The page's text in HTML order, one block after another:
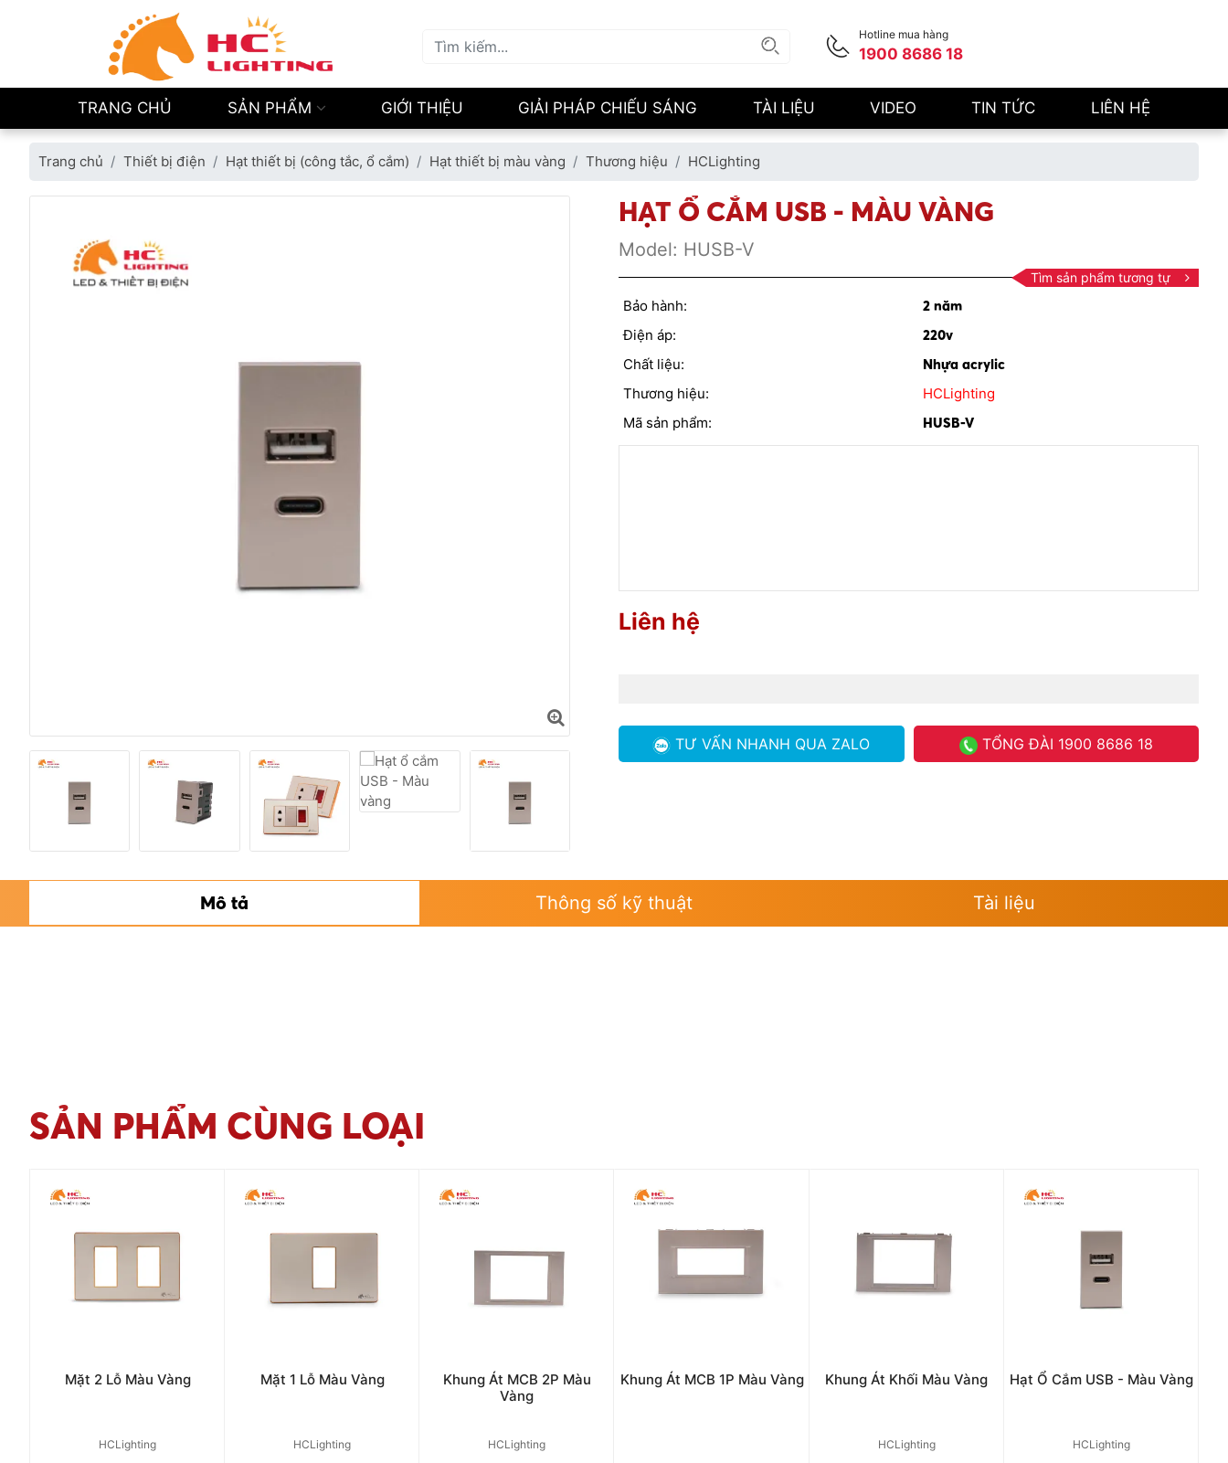
Hotline mua hàng
1900 8686 18
TRANG CHỦ SẢN PHẨM GIỚI THIỆU GIẢI PHÁP CHIẾU SÁNG TÀI LIỆU VIDEO TIN TỨC LIÊN HỆ
Trang chủ Thiết bị điện Hạt thiết bị (công tắc, ổ cắm) Hạt thiết bị màu vàng Thương hiệu HCLighting
HẠT Ổ CẮM USB - MÀU VÀNG
Model: HUSB-V
Tìm sản phẩm tương tự
Bảo hành:
2 năm
Điện áp:
220v
Chất liệu:
Nhựa acrylic
Thương hiệu:
HCLighting
Mã sản phẩm:
HUSB-V
Liên hệ
TƯ VẤN NHANH QUA ZALO TỔNG ĐÀI 1900 8686 18
Mô tả Thông số kỹ thuật Tài liệu
SẢN PHẨM CÙNG LOẠI
Mặt 2 Lỗ Màu Vàng
HCLighting
Mặt 1 Lỗ Màu Vàng
HCLighting
Khung Át MCB 2P Màu
Vàng
HCLighting
Khung Át MCB 1P Màu Vàng Khung Át Khối Màu Vàng
HCLighting
Hạt Ổ Cắm USB - Màu Vàng
HCLighting